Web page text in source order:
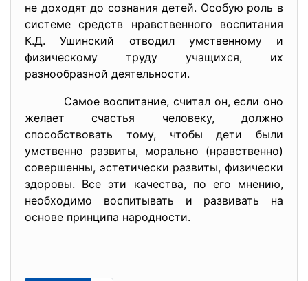
не доходят до сознания детей. Особую роль в
системе средств нравственного воспитания
К.Д. Ушинский отводил умственному и
физическому труду учащихся, их
разнообразной деятельности.
Самое воспитание, считал он, если оно
желает счастья человеку, должно
способствовать тому, чтобы дети были
умственно развиты, морально (нравственно)
совершенны, эстетически разви­ты, физически
здоровы. Все эти качества, по его мнению,
необходи­мо воспитывать и развивать на
основе принципа народности.